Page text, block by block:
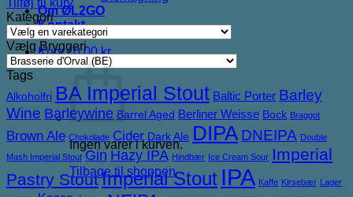
Om ØL2GO
Kontakt
Kurv /0,00kr.
Ingen varer i kurven.
Tilbage til shoppen
Tilføj til kurv
Kategori
Vælg Bryggeri
Tags
Alkoholfri BA Imperial Stout Baltic Porter Barley
Wine Barleywine Barrel Aged Berliner Weisse Bock Braggot
Brown Ale Chokolade Cider Dark Ale DIPA DNEIPA Double
Mash Imperial Stout Gin Hazy IPA Hindbær Ice Cream Sour Imperial
Pastry StoutImperial Stout IPA Kaffe Kirsebær Lager